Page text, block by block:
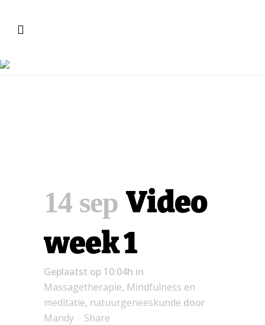
14 sep Video
week 1
Geplaatst op 10:04h in
Massagetherapie, Mindfulness en
meditatie, natuurgeneeskunde door
Mandy
Share